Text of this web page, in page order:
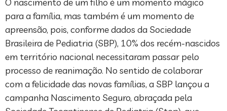
O nascimento de um filho é um momento mágico
para a família, mas também é um momento de
apreensão, pois, conforme dados da Sociedade
Brasileira de Pediatria (SBP), 10% dos recém-nascidos
em território nacional necessitaram passar pelo
processo de reanimação. No sentido de colaborar
com a felicidade das novas famílias, a SBP lançou a
campanha Nascimento Seguro, abraçada pela